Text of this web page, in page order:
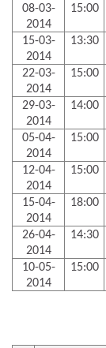
08-03-
2014
15:00
15-03-
2014
13:30
22-03-
2014
15:00
29-03-
2014
14:00
05-04-
2014
15:00
12-04-
2014
15:00
15-04-
2014
18:00
26-04-
2014
14:30
10-05-
2014
15:00